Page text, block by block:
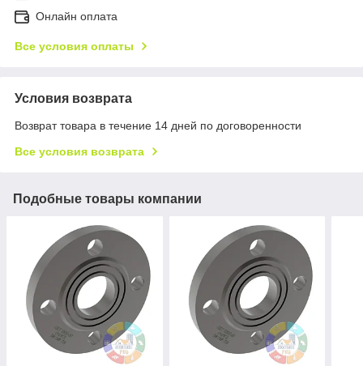
Онлайн оплата
Все условия оплаты
Условия возврата
Возврат товара в течение 14 дней по договоренности
Все условия возврата
Подобные товары компании